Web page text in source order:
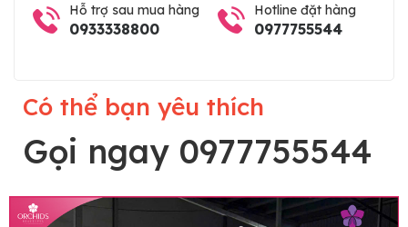
Hỗ trợ sau mua hàng
0933338800
Hotline đặt hàng
0977755544
Có thể bạn yêu thích
Gọi ngay 0977755544